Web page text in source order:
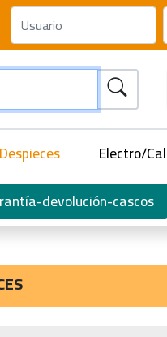
Despieces Electro/
devolución-cascos